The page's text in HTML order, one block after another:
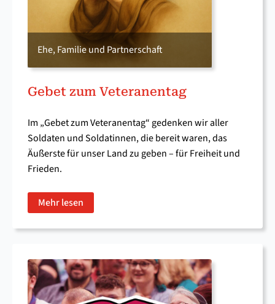
Ehe, Familie und Partnerschaft
Gebet zum Veteranentag
Im „Gebet zum Veteranentag“ gedenken wir aller
Soldaten und Soldatinnen, die bereit waren, das
Äußerste für unser Land zu geben – für Freiheit und
Frieden.
Mehr lesen